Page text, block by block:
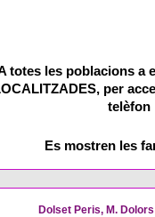
totes les poblacions a
per
telèfon
Es mostren les
Dolset Peris, M. Dolors